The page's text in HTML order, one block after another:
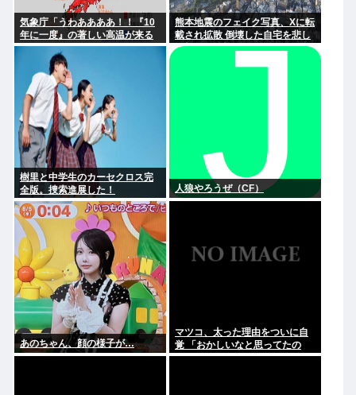
気象庁「うわああああ！！『10
年に一度』の著しい高温が来る
ぞ！！ヤバい今回はヤバ
い！！」
熊本地震のフェイク写真、Xに転
載され拡散 倒壊した自宅を悲し
む顔を、笑顔でピースサインに
樹里と中学生のカーセクロス完
全版。捜索進展した！
人狼やろうぜ（CF）
あのちゃん、顔の様子が…
マツコ、太った理由をついに自
覚 「おかしいなと思ってたの
よ、なんで？って」